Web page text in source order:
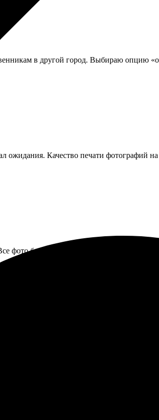
в другой город. Выбираю опцию
ожидания. Качество печати фотографий
фото быстро загрузила через сайт,
печать нескольких фото 10х15.